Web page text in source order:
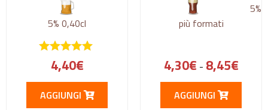
5% 0,40cl
4,40€
AGGIUNGI
5%
più formati
4,30€ - 8,45€
AGGIUNGI